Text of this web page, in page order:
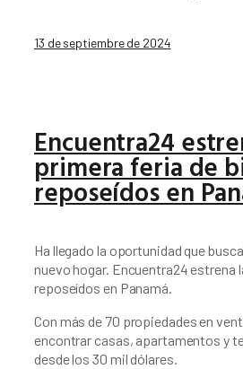
13 de septiembre de 2024
Encuentra24
primera feria de
reposeídos en
Ha llegado la oportunidad que
nuevo hogar. Encuentra24 estrena
reposeídos en Panamá.
Con más de 70 propiedades en
encontrar casas, apartamentos y
desde los 30 mil dólares.